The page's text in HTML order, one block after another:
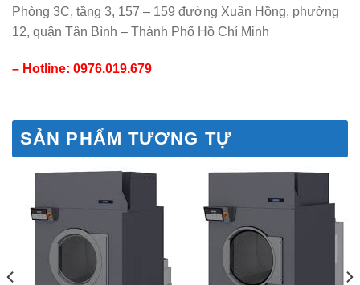
Phòng 3C, tầng 3, 157 – 159 đường Xuân Hồng, phường
12, quận Tân Bình – Thành Phố Hồ Chí Minh
– Hotline: 0976.019.679
SẢN PHẨM TƯƠNG TỰ